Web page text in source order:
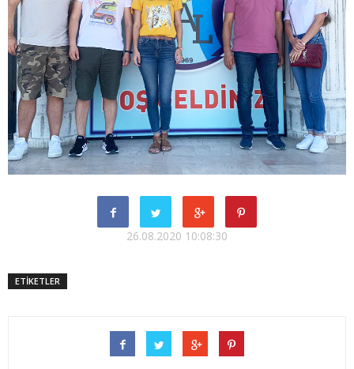
26.08.2020 10:08:30
ETİKETLER